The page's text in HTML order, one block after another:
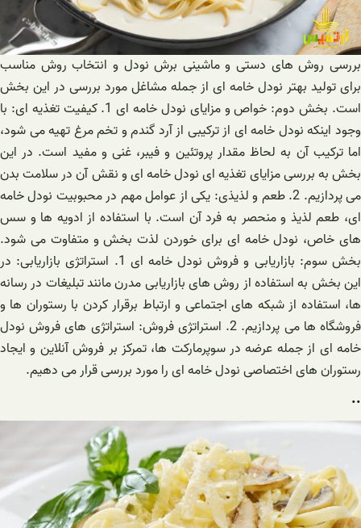
بررسی روش های دستی و ماشینی برش نودل و انتخاب روش مناسب
برای تولید بهتر نودل خامه ای از جمله مشاغل مورد بررسی در این بخش
است. بخش دوم: خواص و مزایای نودل خامه ای 1. کیفیت تغذیه ای: با
وجود اینکه نودل خامه ای از ترکیبی از آرد گندم و تخم مرغ تهیه می شود،
اما ترکیب آن به لحاظ مقدار پروتئین و فیبر، غنی و مفید است. در این
بخش به بررسی مزایای تغذیه ای نودل خامه ای و نقش آن در سلامت بدن
می پردازیم. 2. طعم و لذیذی: یکی از عوامل مهم در محبوبیت نودل خامه
ای، طعم لذیذ و منحصر به فرد آن است. با استفاده از ادویه ها و سس
های خاص، نودل خامه ای برای خوردن لذت بخش و متفاوت می شود.
بخش سوم: بازاریابی و فروش نودل خامه ای 1. استراتژی بازاریابی: در
این بخش به استفاده از روش های بازاریابی مدرن مانند تبلیغات در رسانه
ها، استفاده از شبکه های اجتماعی و ارتباط برقرار کردن با رستوران ها و
فروشگاه ها می پردازیم. 2. استراتژی فروش: استراتژی های فروش نودل
خامه ای از جمله عرضه در سوپرمارکت ها، تمرکز بر فروش آنلاین و ایجاد
رستوران های اختصاصی نودل خامه ای را مورد بررسی قرار می دهیم.
..